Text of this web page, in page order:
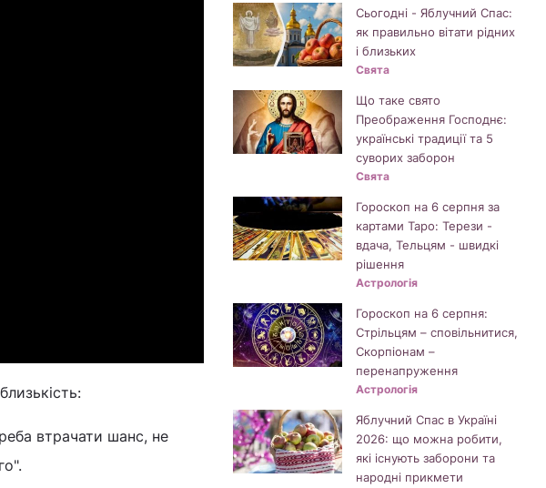
втрачати шанс, не
Сьогодні - Яблучний Спас:
як правильно вітати рідних
і близьких
Свята
Що таке свято
Преображення Господнє:
українські традиції та 5
суворих заборон
Свята
Гороскоп на 6 серпня за
картами Таро: Терези -
вдача, Тельцям - швидкі
рішення
Астрологія
Гороскоп на 6 серпня:
Стрільцям – сповільнитися,
Скорпіонам –
перенапруження
Астрологія
Яблучний Спас в Україні
2026: що можна робити,
які існують заборони та
народні прикмети